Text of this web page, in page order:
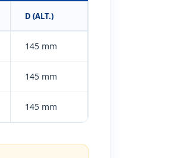
D (ALT.)
145 mm
145 mm
145 mm